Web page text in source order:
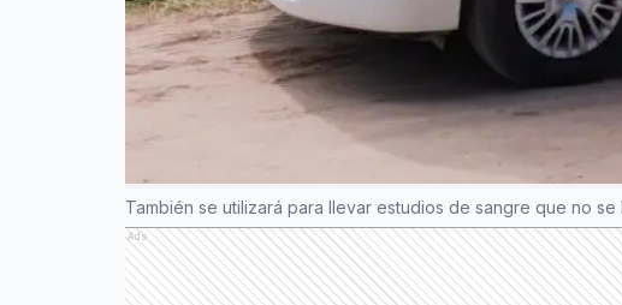
También se utilizará para llevar estudios de sangre que no
Ads